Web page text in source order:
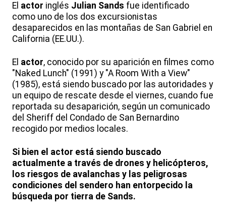
El actor inglés Julian Sands fue identificado
como uno de los dos excursionistas
desaparecidos en las montañas de San Gabriel en
California (EE.UU.).
El actor, conocido por su aparición en filmes como
"Naked Lunch" (1991) y "A Room With a View"
(1985), está siendo buscado por las autoridades y
un equipo de rescate desde el viernes, cuando fue
reportada su desaparición, según un comunicado
del Sheriff del Condado de San Bernardino
recogido por medios locales.
Si bien el actor está siendo buscado
actualmente a través de drones y helicópteros,
los riesgos de avalanchas y las peligrosas
condiciones del sendero han entorpecido la
búsqueda por tierra de Sands.